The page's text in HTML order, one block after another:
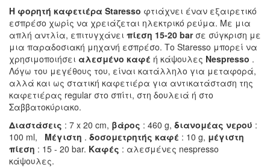
Η φορητή καφετιέρα Staresso φτιάχνει έναν εξαιρετικό
εσπρέσο χωρίς να χρειάζεται ηλεκτρικό ρεύμα. Με μια
απλή αντλία, επιτυγχάνει πίεση 15-20 barσε σύγκριση με
μια παραδοσιακή μηχανή εσπρέσο. Το Staresso μπορεί να
χρησιμοποιήσει αλεσμένο καφέ ή κάψουλες Nespresso .
Λόγω του μεγέθους του, είναι κατάλληλο για μεταφορά,
αλλά και ως στατική καφετιέρα για αντικατάσταση της
καφετιέρας regular στο σπίτι, στη δουλειά ή στο
Σαββατοκύριακο.
Διαστάσεις : 7 x 20 cm, βάρος : 460 g, διανομέας νερού :
100 ml,
Μέγιστη . δοσομετρητής καφέ : 10 g, μέγιστη
πίεση : 15 - 20 bar. Καφές : αλεσμένες nespresso
κάψουλες.